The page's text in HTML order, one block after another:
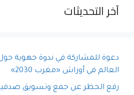
آخر التحديثات
دعوة للمشاركة في ندوة جهوية
العالم في أوراش «مغرب 2030»
رفع الحظر عن جمع وتسويق